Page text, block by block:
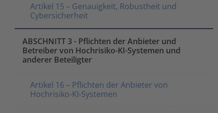
Artikel 15 – Genauigkeit, Robustheit und
Cybersicherheit
ABSCHNITT 3 - Pflichten der Anbieter und
Betreiber von Hochrisiko-KI-Systemen und
anderer Beteiligter
Artikel 16 – Pflichten der Anbieter von
Hochrisiko-KI-Systemen